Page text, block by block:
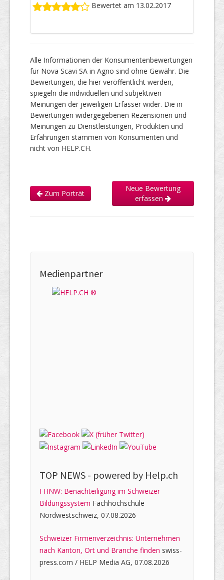
Bewertet am 13.02.2017
Alle Informationen der Konsumentenbewertungen
für Nova Scavi SA in Agno sind ohne Gewähr. Die
Bewertungen, die hier veröffentlicht werden,
spiegeln die individuellen und subjektiven
Meinungen der jeweiligen Erfasser wider. Die in
Bewertungen widergegebenen Rezensionen und
Meinungen zu Dienstleistungen, Produkten und
Erfahrungen stammen von Konsumenten und
nicht von HELP.CH.
Zum Porträt
Neue Bewertung
erfassen
Medienpartner
TOP NEWS - powered by Help.ch
FHNW: Benachteiligung im Schweizer
Bildungssystem Fachhochschule
Nordwestschweiz, 07.08.2026
Schweizer Firmenverzeichnis: Unternehmen
nach Kanton, Ort und Branche finden swiss-
press.com / HELP Media AG, 07.08.2026